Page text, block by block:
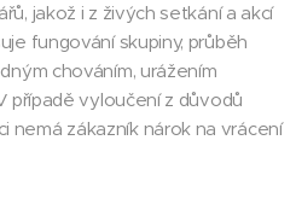
jakož i z živých setkání a akcí
fungování skupiny, průběh
chováním, urážením
případě vyloučení z důvodů
zákazník nárok na vrácení